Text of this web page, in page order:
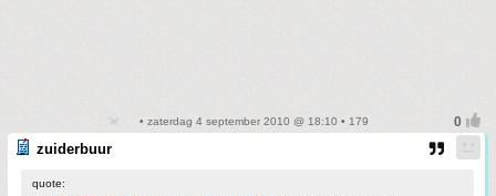
• zaterdag 4 september 2010 @ 18:10 • 179
zuiderbuur
quote: